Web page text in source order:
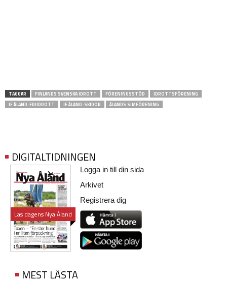
TAGGAR FINLANDS SVENSKA IDROTT FÖRENINGSSTÖD
IDROTTSFÖRENING
IF ÅLAND-FRIIDROTT
IF ÅLAND-SKIDOR ÅLANDS SIMFÖRENING
DIGITALTIDNINGEN
Läs dagens Nya Åland
Logga in till din sida
Arkivet
Registrera dig
MEST LÄSTA